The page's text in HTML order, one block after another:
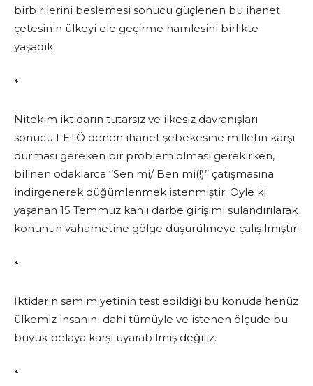
birbirilerini beslemesi sonucu güçlenen bu ihanet
çetesinin ülkeyi ele geçirme hamlesini birlikte
yaşadık.
*
Nitekim iktidarın tutarsız ve ilkesiz davranışları
sonucu FETÖ denen ihanet şebekesine milletin karşı
durması gereken bir problem olması gerekirken,
bilinen odaklarca ‘’Sen mi/ Ben mi(!)’’ çatışmasına
indirgenerek düğümlenmek istenmiştir. Öyle ki
yaşanan 15 Temmuz kanlı darbe girişimi sulandırılarak
konunun vahametine gölge düşürülmeye çalışılmıştır.
*
İktidarın samimiyetinin test edildiği bu konuda henüz
ülkemiz insanını dahi tümüyle ve istenen ölçüde bu
büyük belaya karşı uyarabilmiş değiliz.
*